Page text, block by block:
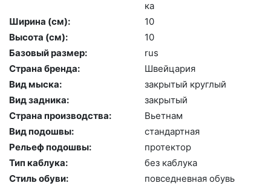
ка
Ширина (см):
10
Высота (cм):
10
Базовый размер:
rus
Страна бренда:
Швей­ца­рия
Вид мыска:
зак­ры­тый круг­лый
Вид задника:
зак­ры­тый
Страна производства:
Вь­ет­нам
Вид подошвы:
стан­дарт­ная
Рельеф подошвы:
про­тек­тор
Тип каблука:
без каб­лу­ка
Стиль обуви:
пов­седнев­ная обувь